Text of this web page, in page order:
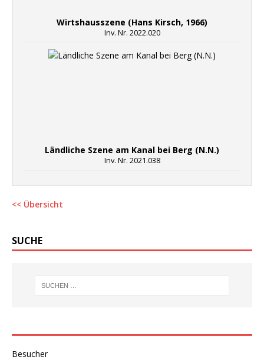
Wirtshausszene (Hans Kirsch, 1966)
Inv. Nr. 2022.020
Ländliche Szene am Kanal bei Berg (N.N.)
Inv. Nr. 2021.038
<< Übersicht
SUCHE
Besucher